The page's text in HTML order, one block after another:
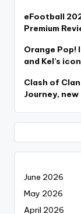
eFootball
Premium
Orange Pop!
and Kel’s
Clash of
Journey,
June 2026
May 2026
April 2026